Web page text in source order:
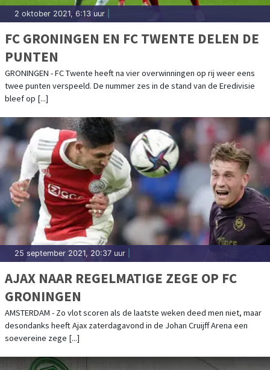
2 oktober 2021, 6:13 uur
FC GRONINGEN EN FC TWENTE DELEN DE
PUNTEN
GRONINGEN - FC Twente heeft na vier overwinningen op rij weer eens
twee punten verspeeld. De nummer zes in de stand van de Eredivisie
bleef op [...]
25 september 2021, 20:37 uur
AJAX NAAR REGELMATIGE ZEGE OP FC
GRONINGEN
AMSTERDAM - Zo vlot scoren als de laatste weken deed men niet, maar
desondanks heeft Ajax zaterdagavond in de Johan Cruijff Arena een
soevereine zege [...]